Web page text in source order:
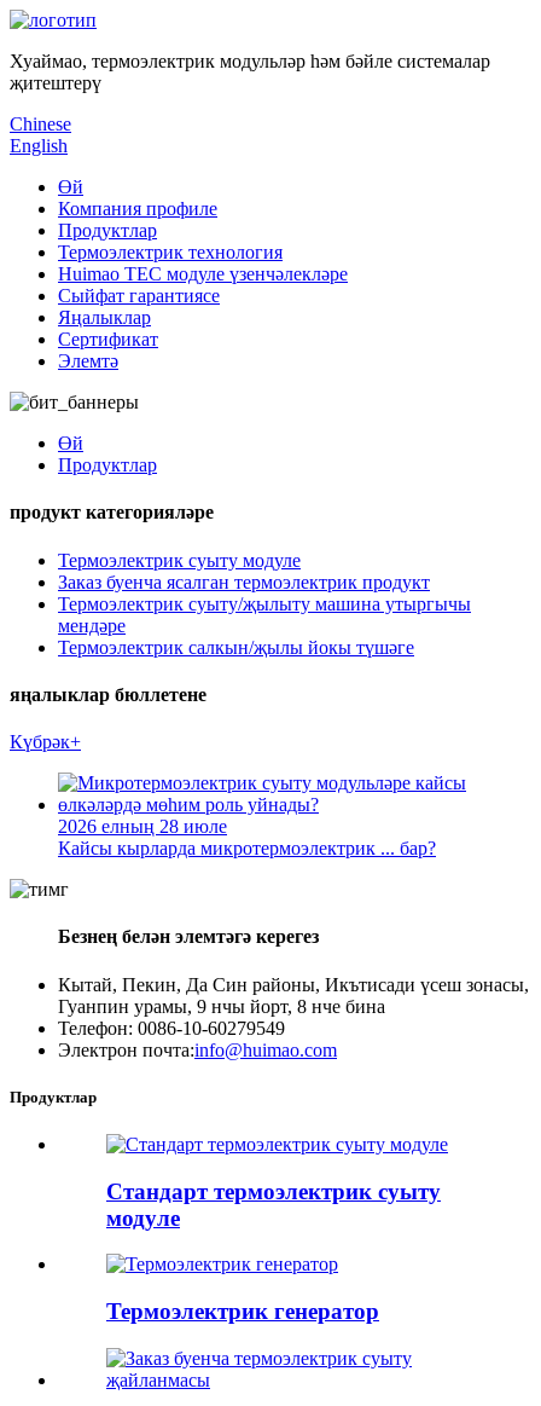
Хуаймао, термоэлектрик модульләр һәм бәйле системалар
җитештерү
Chinese
English
Өй
Компания профиле
Продуктлар
Термоэлектрик технология
Huimao TEC модуле үзенчәлекләре
Сыйфат гарантиясе
Яңалыклар
Сертификат
Элемтә
Өй
Продуктлар
продукт категорияләре
Термоэлектрик суыту модуле
Заказ буенча ясалган термоэлектрик продукт
Термоэлектрик суыту/җылыту машина утыргычы
мендәре
Термоэлектрик салкын/җылы йокы түшәге
яңалыклар бюллетене
Күбрәк+
2026 елның 28 июле
Кайсы кырларда микротермоэлектрик ... бар?
Безнең белән элемтәгә керегез
Кытай, Пекин, Да Син районы, Икътисади үсеш зонасы,
Гуанпин урамы, 9 нчы йорт, 8 нче бина
Телефон: 0086-10-60279549
Электрон почта:info@huimao.com
Продуктлар
Стандарт термоэлектрик суыту
модуле
Термоэлектрик генератор